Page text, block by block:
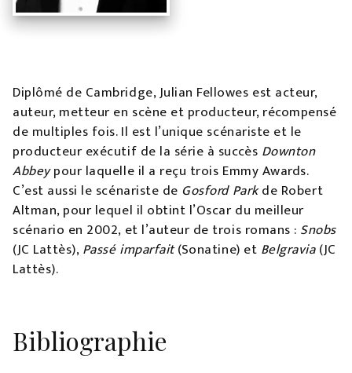
Diplômé de Cambridge, Julian Fellowes est acteur,
auteur, metteur en scène et producteur, récompensé
de multiples fois. Il est l’unique scénariste et le
producteur exécutif de la série à succès Downton
Abbeypour laquelle il a reçu trois Emmy Awards.
C’est aussi le scénariste de Gosford Parkde Robert
Altman, pour lequel il obtint l’Oscar du meilleur
scénario en 2002, et l’auteur de trois romans : Snobs
(JC Lattès),Passé imparfait(Sonatine) et Belgravia(JC
Lattès).
Bibliographie